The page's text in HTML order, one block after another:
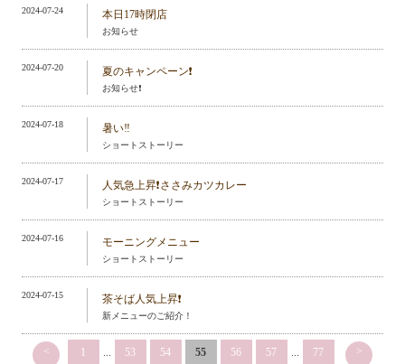
2024-07-24 本日17時閉店
お知らせ
2024-07-20 夏のキャンペーン❗️
お知らせ❗️
2024-07-18 暑い‼️
ショートストーリー
2024-07-17 人気急上昇❗️ささみカツカレー
ショートストーリー
2024-07-16 モーニングメニュー
ショートストーリー
2024-07-15 茶そば人気上昇❗️
新メニューのご紹介！
< 1 53 54 55 56 57 77 >